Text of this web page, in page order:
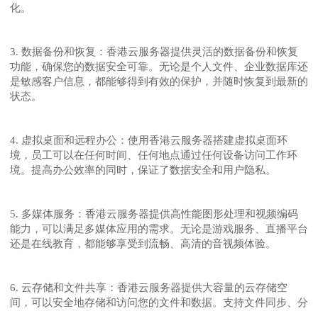
化。
3. 数据备份和恢复：香港云服务器提供灵活的数据备份和恢复
功能，确保您的数据安全可靠。无论是个人文件、企业数据库还
是敏感客户信息，都能够得到有效的保护，并随时恢复到最新的
状态。
4. 虚拟桌面和远程办公：使用香港云服务器搭建虚拟桌面环
境，员工可以在任何时间、任何地点通过任何设备访问工作环
境。提高办公效率的同时，保证了数据安全和用户隐私。
5. 多媒体服务：香港云服务器提供高性能图形处理和视频编码
能力，可以满足多媒体应用的需求。无论是游戏服务、直播平台
还是在线教育，都能够享受到流畅、高清的音视频体验。
6. 云存储和文件共享：香港云服务器提供大容量的云存储空
间，可以安全地存储和访问您的文件和数据。支持文件同步、分